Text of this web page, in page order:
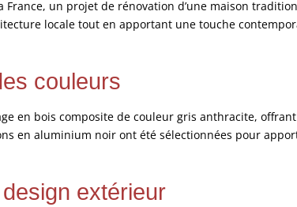
France, un projet de rénovation d’une maison
locale tout en apportant une touche
couleurs
en bois composite de couleur gris anthracite,
en aluminium noir ont été sélectionnées pour
extérieur